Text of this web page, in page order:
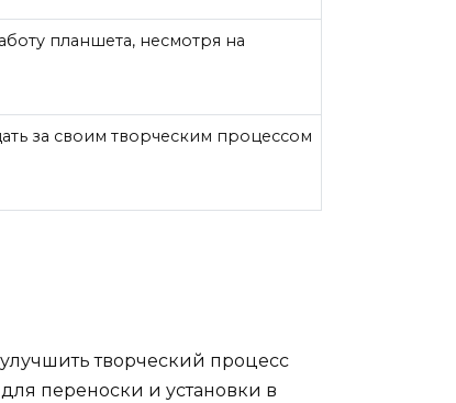
планшета, несмотря на
за своим творческим процессом
творческий процесс
переноски и установки в